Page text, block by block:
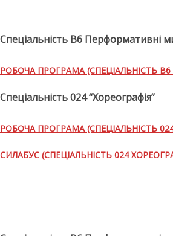
Спеціальність В6 Перформативні
РОБОЧА ПРОГРАМА (СПЕЦІАЛЬНІСТЬ
Спеціальність 024 “Хореографія”
РОБОЧА ПРОГРАМА (СПЕЦІАЛЬНІСТЬ
СИЛАБУС (СПЕЦІАЛЬНІСТЬ 024